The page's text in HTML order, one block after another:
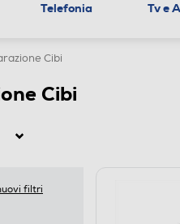
Telefonia Tv e
Cibi
Cibi
filtri